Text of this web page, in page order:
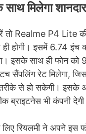
मिलेगा
तो Realme P4 Lite
ही होगी। इसमें 6.74
इसके साथ ही फोन
सैंपलिंग रेट मिलेगा,
से हो सकेगी। इसके
ब्राइटनेस भी कंपनी
रियलमी ने अपने इस